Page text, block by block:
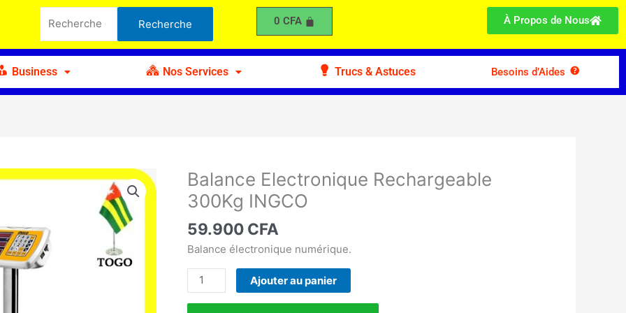
pour :
Recherche 0 CFA À Propos de Nous
Business Nos Services Trucs & Astuces Besoins d’Aides
Balance Electronique Rechargeable
300Kg INGCO
59.900 CFA
Balance électronique numérique.
quantité
de
Balance
Electronique
Rechargeable
INGCO
Ajouter au panier
Electronique
Rechargeable
INGCO